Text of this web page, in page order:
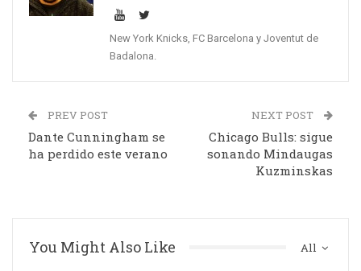
New York Knicks, FC Barcelona y Joventut de
Badalona.
PREV POST
Dante Cunningham se
ha perdido este verano
NEXT POST
Chicago Bulls: sigue
sonando Mindaugas
Kuzminskas
All
You Might Also Like